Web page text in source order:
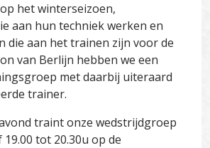
het winterseizoen,
aan hun techniek werken en
die aan het trainen zijn voor de
van Berlijn hebben we een
met daarbij uiteraard
trainer.
traint onze wedstrijdgroep
tot 20.30u op de